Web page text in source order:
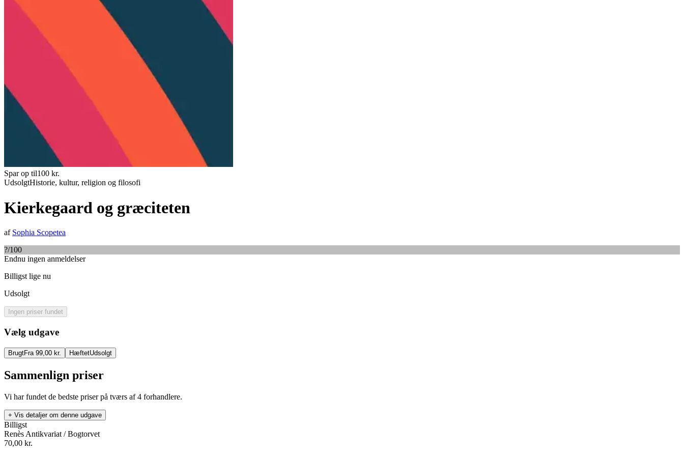
Spar op til100 kr.
UdsolgtHistorie, kultur, religion og filosofi
Kierkegaard og græciteten
af Sophia Scopetea
?/100
Endnu ingen anmeldelser
Billigst lige nu
Udsolgt
Ingen priser fundet
Vælg udgave
BrugtFra 99,00 kr. HæftetUdsolgt
Sammenlign priser
Vi har fundet de bedste priser på tværs af 4 forhandlere.
+ Vis detaljer om denne udgave
Billigst
Renès Antikvariat / Bogtorvet
70,00 kr.